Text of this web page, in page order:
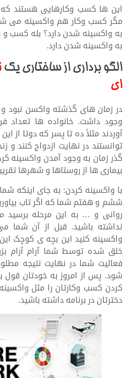
این ها کسب وکارهایی هستند
مگر کسب وکار هم واکسینه می
به واکسینه شدن دارد؟ بله کسب و
به واکسینه شدن دارد.
الگو برداری از ساختاری یک
ای
در زمان های گذشته واکسن نبود
وجود داشت. خانواده ها تعداد
آوردند مثلاً ده تا پسر که دوتا از
توانستند در نهایت ازدواج کنند و
گذر زمان به وجود آمدن واکسینه
بیماری ها از روستاها و شهرها
با واکسینه کردن: به جای اینکه شما
ششم و هفتم شما که اگر تاب
روانی و … به این مرحله برسید
نداشته باشید. قبل از آن شما
واکسینه کنید این بچه ی کوچک
خلق شده توسط شما آرام آرام
فعالیت شما در نهایت نتیجه
شود. پس از امروز به خودتان قول
کردن کسب وکارتان را مثل
دخترتان در برنامه داشته باشید.